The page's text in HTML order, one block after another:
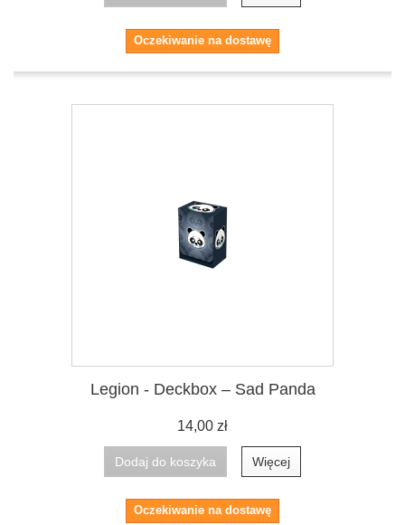
Oczekiwanie na dostawę
Legion - Deckbox – Sad Panda
14,00 zł
Dodaj do koszyka Więcej
Oczekiwanie na dostawę